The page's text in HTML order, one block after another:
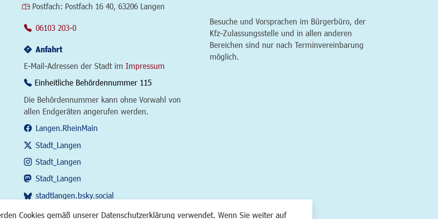
Cookies gemäß unserer Datenschutzerklärung verwendet. Wenn Sie weiter auf
Postfach: Postfach 16 40, 63206 Langen
06103 203-0
Anfahrt
E-Mail-Adressen der Stadt im Impressum
Einheitliche Behördennummer 115
Die Behördennummer kann ohne Vorwahl von
allen Endgeräten angerufen werden.
Langen.RheinMain
Stadt_Langen
Stadt_Langen
Stadt_Langen
stadtlangen.bsky.social
RSS-Feed
Besuche und Vorsprachen im Bürgerbüro, der
Kfz-Zulassungsstelle und in allen anderen
Bereichen sind nur nach Terminvereinbarung
möglich.